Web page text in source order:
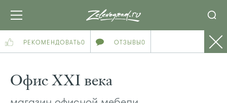
РЕКОМЕНДОВАТЬ0 ОТЗЫВЫ0
Офис XXI века